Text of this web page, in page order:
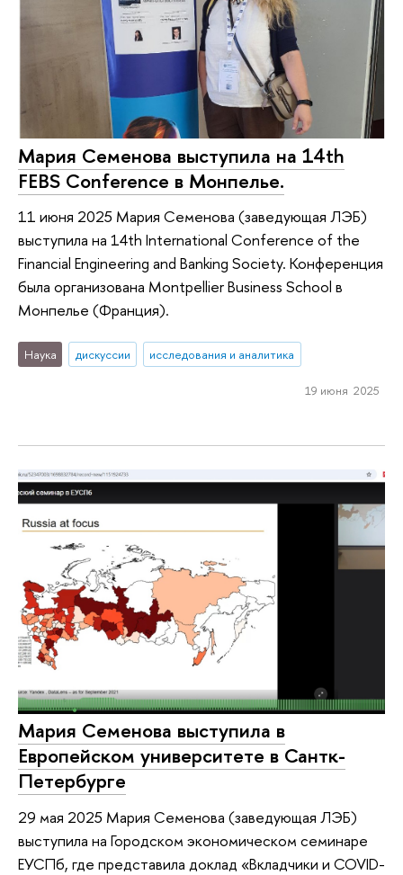
Мария Семенова выступила на 14th
FEBS Conference в Монпелье.
11 июня 2025 Мария Семенова (заведующая ЛЭБ)
выступила на 14th International Conference of the
Financial Engineering and Banking Society. Конференция
была организована Montpellier Business School в
Монпелье (Франция).
Наука дискуссии исследования и аналитика
19 июня 2025
Мария Cеменова выступила в
Европейском университете в Сантк-
Петербурге
29 мая 2025 Мария Семенова (заведующая ЛЭБ)
выступила на Городском экономическом семинаре
ЕУСПб, где представила доклад «Вкладчики и COVID-